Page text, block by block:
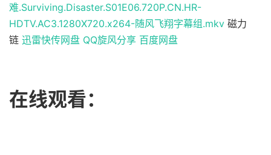
难.Surviving.Disaster.S01E06.720P.CN.HR-
HDTV.AC3.1280X720.x264-随风飞翔字幕组.mkv 磁力
链 迅雷快传网盘 QQ旋风分享 百度网盘
在线观看：